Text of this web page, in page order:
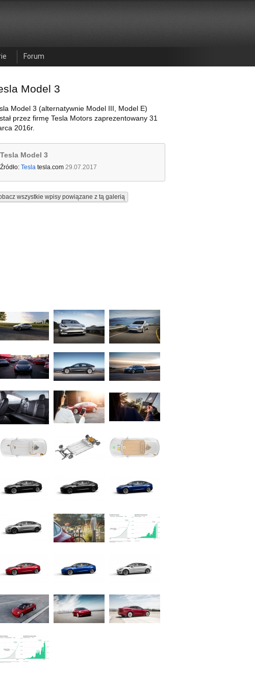
Forum
Model 3
Model 3 (alternatywnie Model III, Model E)
przez firmę Tesla Motors zaprezentowany 31
2016r.
Tesla Model 3
Źródło: Tesla tesla.com 29.07.2017
wszystkie wpisy powiązane z tą galerią